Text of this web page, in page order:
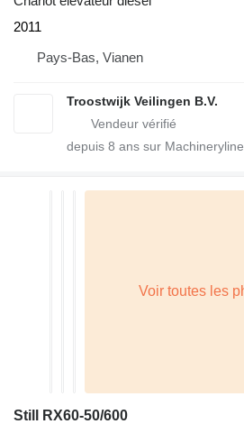
2011
Pays-Bas, Vianen
Troostwijk Veilingen B.V.
depuis 8 ans sur Machineryline
Still RX60-50/600